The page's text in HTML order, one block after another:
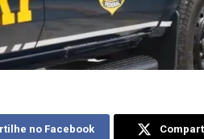
no Facebook